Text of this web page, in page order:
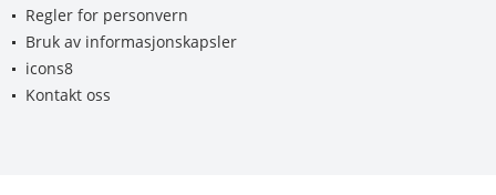
Regler for personvern
Bruk av informasjonskapsler
icons8
Kontakt oss